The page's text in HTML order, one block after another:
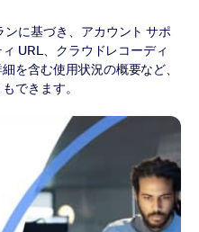
に基づき、アカウント サポ
URL、クラウドレコーディ
を含む使用状況の概要など、
できます。